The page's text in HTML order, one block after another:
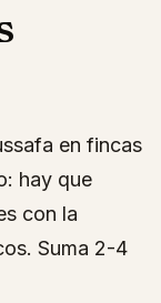
en fincas
hay que
con la
Suma 2-4